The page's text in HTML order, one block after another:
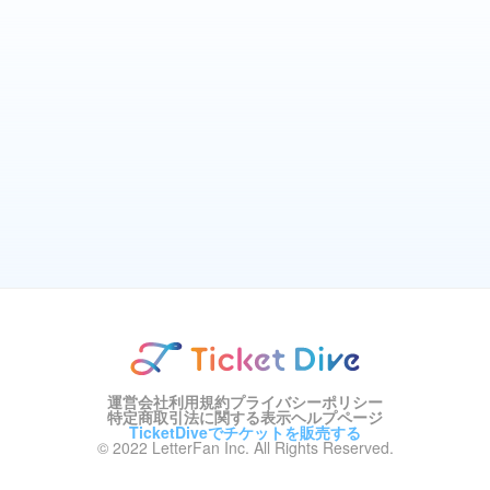
運営会社利用規約プライバシーポリシー
特定商取引法に関する表示ヘルプページ
TicketDiveでチケットを販売する
© 2022 LetterFan Inc. All Rights Reserved.